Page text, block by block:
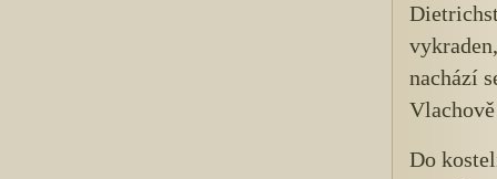
nachází
Do